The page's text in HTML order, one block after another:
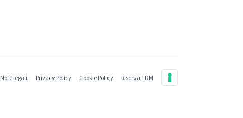
Note legali Privacy Policy Cookie Policy Riserva TDM